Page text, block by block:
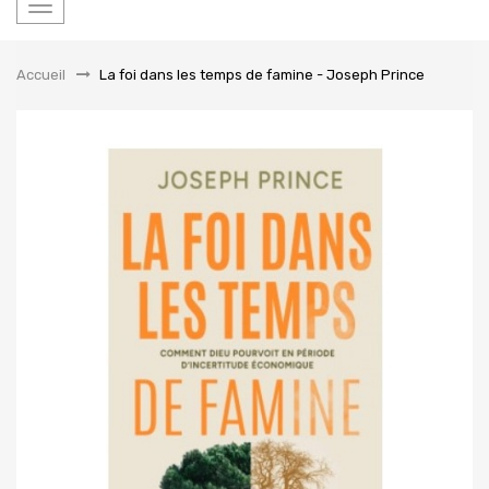
Basculer
Accueil
&gt;La foi dans les temps de famine - Joseph Prince